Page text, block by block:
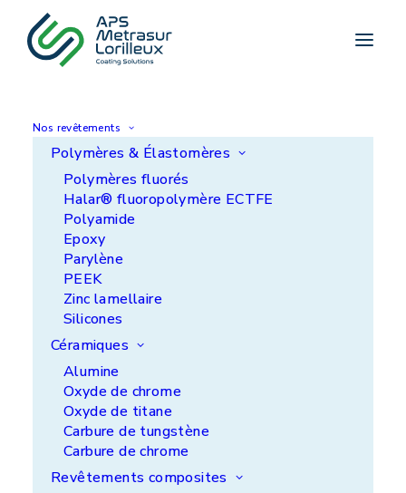
Nos revêtements
Polymères & Élastomères
Polymères fluorés
Halar® fluoropolymère ECTFE
Polyamide
Epoxy
Parylène
PEEK
Zinc lamellaire
Silicones
Céramiques
Alumine
Oxyde de chrome
Oxyde de titane
Carbure de tungstène
Carbure de chrome
Revêtements composites
Accueil Nos moyens de production
Le procédé HVOF (High Velocity Oxygen Fuel) est
principalement destiné à la projection
supersonique de carbures de tungstène et de
chrome, de stellites, de métaux et leurs alliages.